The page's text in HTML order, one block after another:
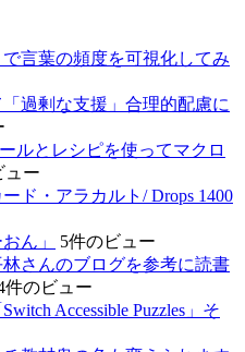
言葉の頻度を可視化してみ
過剰な支援」合理的配慮に
ルとレシピを使ってマクロ
ュー
ド・アラカルト/ Drops 1400
ん」
5件のビュー
さんのブログを参考に読書
件のビュー
Accessible Puzzles」そ